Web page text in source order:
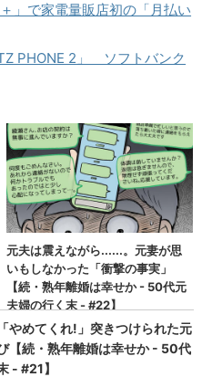
」で家電量販店初の「月払い
PHONE 2」 ソフトバンク